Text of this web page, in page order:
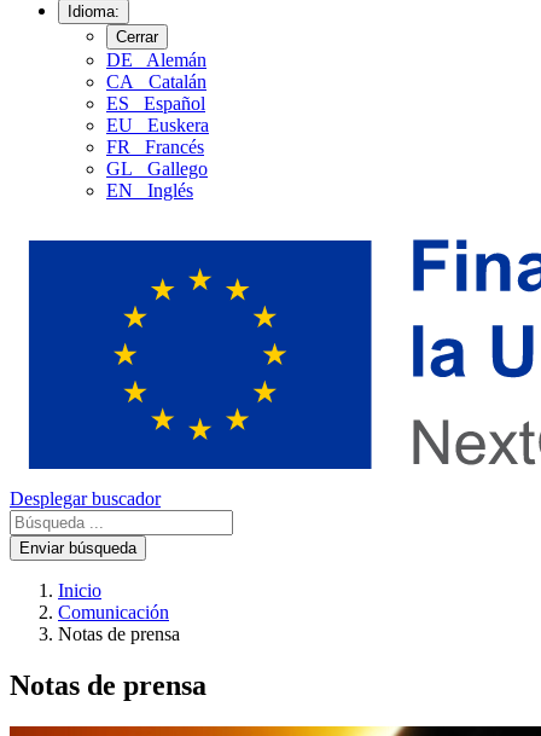
Idioma:
Cerrar
DE
Alemán
CA
Catalán
ES
Español
EU
Euskera
FR
Francés
GL
Gallego
EN
Inglés
Desplegar buscador
Enviar búsqueda
Inicio
Comunicación
Notas de prensa
Notas de prensa